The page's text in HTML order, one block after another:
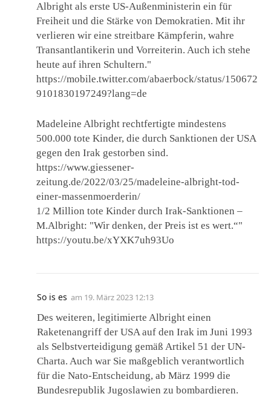
Albright als erste US-Außenministerin ein für
Freiheit und die Stärke von Demokratien. Mit ihr
verlieren wir eine streitbare Kämpferin, wahre
Transantlantikerin und Vorreiterin. Auch ich stehe
heute auf ihren Schultern."
https://mobile.twitter.com/abaerbock/status/150672
9101830197249?lang=de
Madeleine Albright rechtfertigte mindestens
500.000 tote Kinder, die durch Sanktionen der USA
gegen den Irak gestorben sind.
https://www.giessener-
zeitung.de/2022/03/25/madeleine-albright-tod-
einer-massenmoerderin/
1/2 Million tote Kinder durch Irak-Sanktionen –
M.Albright: "Wir denken, der Preis ist es wert.“"
https://youtu.be/xYXK7uh93Uo
So is es am 19. März 2023 12:13
Des weiteren, legitimierte Albright einen
Raketenangriff der USA auf den Irak im Juni 1993
als Selbstverteidigung gemäß Artikel 51 der UN-
Charta. Auch war Sie maßgeblich verantwortlich
für die Nato-Entscheidung, ab März 1999 die
Bundesrepublik Jugoslawien zu bombardieren.